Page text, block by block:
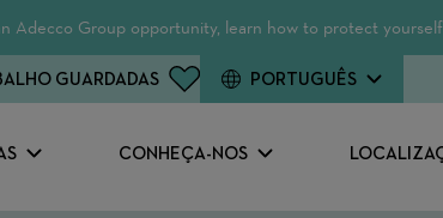
Adecco Group opportunity, learn how to protect yourself
CONHEÇA-NOS
GUARDADAS PORTUGUÊS